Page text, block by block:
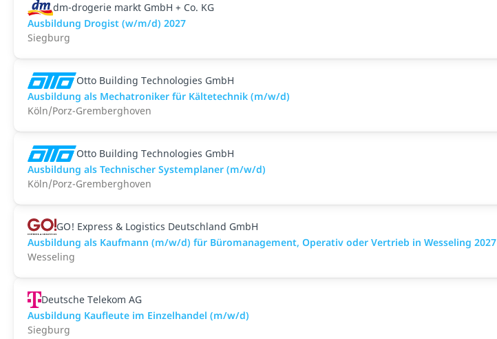
dm-drogerie markt GmbH + Co. KG
Ausbildung Drogist (w/m/d) 2027
Siegburg
Otto Building Technologies GmbH
Ausbildung als Mechatroniker für Kältetechnik (m/w/d)
Köln/Porz-Gremberghoven
Otto Building Technologies GmbH
Ausbildung als Technischer Systemplaner (m/w/d)
Köln/Porz-Gremberghoven
GO! Express & Logistics Deutschland GmbH
Ausbildung als Kaufmann (m/w/d) für Büromanagement, Operativ oder Vertrieb in Wesseling 2027
Wesseling
Deutsche Telekom AG
Ausbildung Kaufleute im Einzelhandel (m/w/d)
Siegburg